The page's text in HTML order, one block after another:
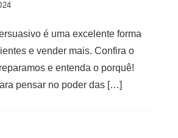
é uma excelente forma
e vender mais. Confira o
e entenda o porquê!
pensar no poder das […]